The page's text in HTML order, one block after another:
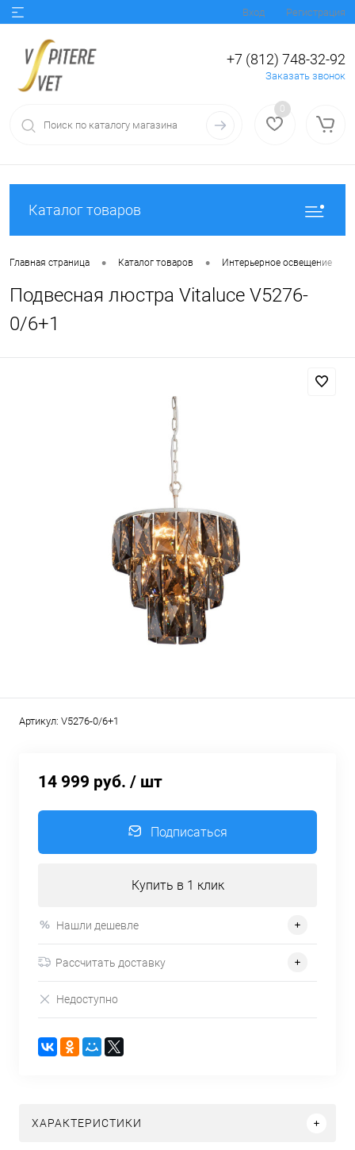
Вход Регистрация
+7 (812) 748-32-92
Заказать звонок
0
Каталог товаров
Главная страница • Каталог товаров • Интерьерное освещение
Подвесная люстра Vitaluce V5276-
0/6+1
Артикул: V5276-0/6+1
14 999 руб. / шт
Подписаться
Купить в 1 клик
Нашли дешевле
Рассчитать доставку
Недоступно
ХАРАКТЕРИСТИКИ